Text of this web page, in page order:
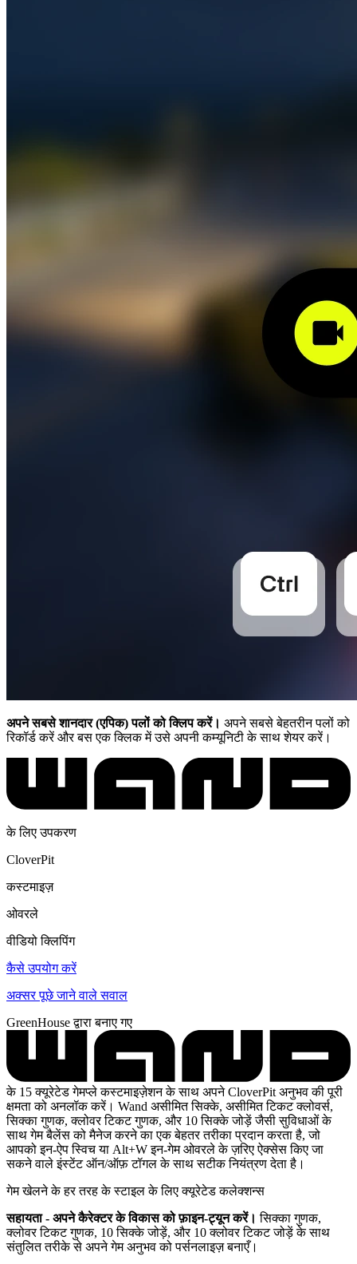
अपने सबसे शानदार (एपिक) पलों को क्लिप करें। अपने सबसे बेहतरीन पलों को
रिकॉर्ड करें और बस एक क्लिक में उसे अपनी कम्यूनिटी के साथ शेयर करें।
के लिए उपकरण
CloverPit
कस्टमाइज़
ओवरले
वीडियो क्लिपिंग
कैसे उपयोग करें
अक्सर पूछे जाने वाले सवाल
GreenHouse द्वारा बनाए गए
के 15 क्यूरेटेड गेमप्ले कस्टमाइज़ेशन के साथ अपने CloverPit अनुभव की पूरी
क्षमता को अनलॉक करें। Wand असीमित सिक्के, असीमित टिकट क्लोवर्स,
सिक्का गुणक, क्लोवर टिकट गुणक, और 10 सिक्के जोड़ें जैसी सुविधाओं के
साथ गेम बैलेंस को मैनेज करने का एक बेहतर तरीका प्रदान करता है, जो
आपको इन-ऐप स्विच या Alt+W इन-गेम ओवरले के ज़रिए ऐक्सेस किए जा
सकने वाले इंस्टेंट ऑन/ऑफ़ टॉगल के साथ सटीक नियंत्रण देता है।
गेम खेलने के हर तरह के स्टाइल के लिए क्यूरेटेड कलेक्शन्स
सहायता - अपने कैरेक्टर के विकास को फ़ाइन-ट्यून करें। सिक्का गुणक,
क्लोवर टिकट गुणक, 10 सिक्के जोड़ें, और 10 क्लोवर टिकट जोड़ें के साथ
संतुलित तरीके से अपने गेम अनुभव को पर्सनलाइज़ बनाएँ।